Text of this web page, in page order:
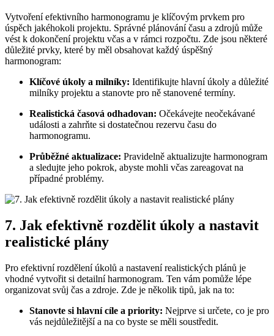
Vytvoření efektivního harmonogramu je klíčovým prvkem pro
úspěch jakéhokoli projektu. Správné plánování času a zdrojů může
vést k dokončení projektu včas a v rámci rozpočtu. Zde jsou některé
důležité prvky, které by měl obsahovat každý úspěšný
harmonogram:
Klíčové úkoly a milníky: Identifikujte hlavní úkoly a důležité
milníky projektu a stanovte pro ně stanovené termíny.
Realistická časová odhadovan: Očekávejte neočekávané
události a zahrňte si dostatečnou rezervu času do
harmonogramu.
Průběžné aktualizace: Pravidelně aktualizujte harmonogram
a sledujte jeho pokrok, abyste mohli včas zareagovat na
případné problémy.
7. Jak efektivně rozdělit úkoly a nastavit
realistické plány
Pro efektivní rozdělení úkolů a nastavení realistických plánů je
vhodné vytvořit si detailní harmonogram. Ten vám pomůže lépe
organizovat svůj čas a zdroje. Zde je několik tipů, jak na to:
Stanovte si hlavní cíle a priority: Nejprve si určete, co je pro
vás nejdůležitější a na co byste se měli soustředit.